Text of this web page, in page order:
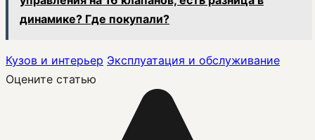
динамике? Где покупали?
Кузов и интерьер Эксплуатация и обслуживание
Оцените статью